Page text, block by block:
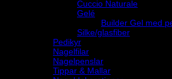
Cuccio Naturale
Gelé
Builder Gel med
Silke/glasfiber
Pedikyr
Nagelfilar
Nagelpenslar
Tippar & Mallar